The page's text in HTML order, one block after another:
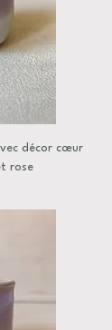
décor cœur
rose